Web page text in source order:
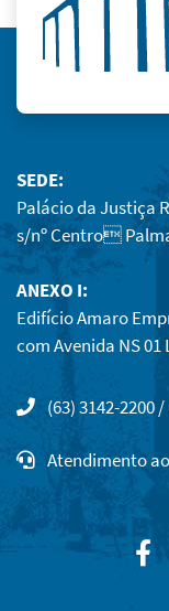
SEDE:
Palácio da Justiça
s/nº Centro
ANEXO I:
Edifício Amaro
com Avenida NS 01
(63) 3142-2200
Atendimento